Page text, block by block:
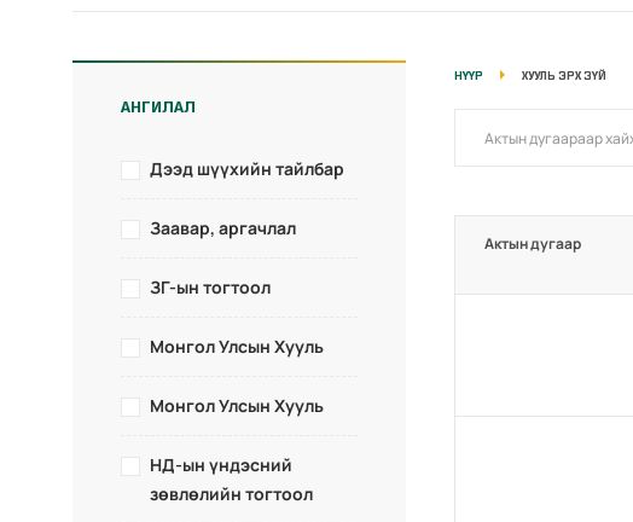
АНГИЛАЛ
Дээд шүүхийн тайлбар
Заавар, аргачлал
ЗГ-ын тогтоол
Монгол Улсын Хууль
Монгол Улсын Хууль
НД-ын үндэсний
зөвлөлийн тогтоол
НҮҮР ХУУЛЬ ЭРХ ЗҮЙ
Актын дугаар